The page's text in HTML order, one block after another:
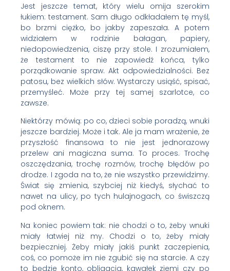
Jest jeszcze temat, który wielu omija szerokim
łukiem: testament. Sam długo odkładałem tę myśl,
bo brzmi ciężko, bo jakby zapeszała. A potem
widziałem w rodzinie bałagan, papiery,
niedopowiedzenia, ciszę przy stole. I zrozumiałem,
że testament to nie zapowiedź końca, tylko
porządkowanie spraw. Akt odpowiedzialności. Bez
patosu, bez wielkich słów. Wystarczy usiąść, spisać,
przemyśleć. Może przy tej samej szarlotce, co
zawsze.
Niektórzy mówią: po co, dzieci sobie poradzą, wnuki
jeszcze bardziej. Może i tak. Ale ja mam wrażenie, że
przyszłość finansowa to nie jest jednorazowy
przelew ani magiczna suma. To proces. Trochę
oszczędzania, trochę rozmów, trochę błędów po
drodze. I zgoda na to, że nie wszystko przewidzimy.
Świat się zmienia, szybciej niż kiedyś, słychać to
nawet na ulicy, po tych hulajnogach, co świszczą
pod oknem.
Na koniec powiem tak: nie chodzi o to, żeby wnuki
miały łatwiej niż my. Chodzi o to, żeby miały
bezpieczniej. Żeby miały jakiś punkt zaczepienia,
coś, co pomoże im nie zgubić się na starcie. A czy
to będzie konto, obligacja, kawałek ziemi czy po